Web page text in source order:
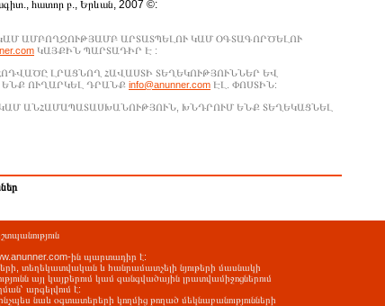
հատոր բ., Երևան, 2007 ©:
ԱՄԲՈՂՋՈՒԹՅԱՄԲ ԱՐՏԱՏՊԵԼՈՒ ԿԱՄ ՕԳՏԱԳՈՐԾԵԼՈՒ
ԿԱՅՔԻՆ ՊԱՐՏԱԴԻՐ Է :
ԼՐԱՑՆՈՂ ՀԱՎԱՍՏԻ ՏԵՂԵԿՈՒԹՅՈՒՆՆԵՐ ԵՎ
ՈՒՂԱՐԿԵԼ ԴՐԱՆՔ info@anunner.com ԷԼ. ՓՈՍՏԻՆ:
ԱՆՀԱՄԱՊԱՏԱՍԽԱՆՈՒԹՅՈՒՆ, ԽՆԴՐՈՒՄ ԵՆՔ ՏԵՂԵԿԱՑՆԵԼ
ին պարտադիր է:
տեղեկատվական և հանրամատչելի նյութերի մասնակի
այլ կայքերում կամ զանգվածային լրատվամիջոցներում
արգելվում է:
նաև օգտատերերի կողմից թողած մեկնաբանությունների